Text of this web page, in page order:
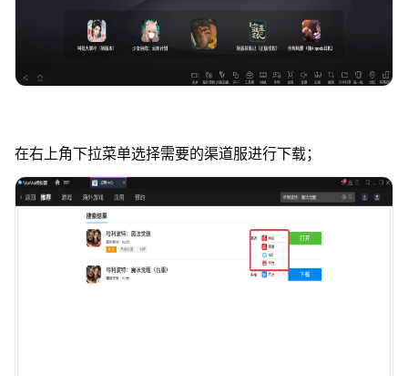
在右上角下拉菜单选择需要的渠道服进行下载；